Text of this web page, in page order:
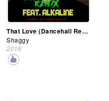
That Love (Dancehall Remix)
Shaggy
2016